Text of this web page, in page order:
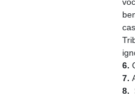
6.
7.
8.